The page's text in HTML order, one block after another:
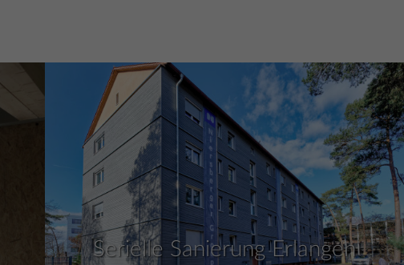
Serielle Sanierung Erlangen